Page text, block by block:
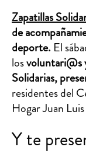
Zapatillas
de
deporte. El
losvoluntari@s
Solidarias,
residentes del
Hogar Juan
Y te